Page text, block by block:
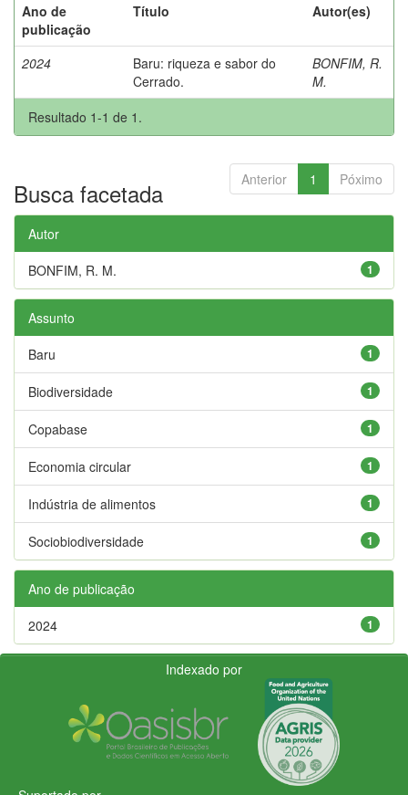
Ano de
publicação
Título Autor(es)
2024
Baru: riqueza e sabor do
Cerrado.
BONFIM, R.
M.
Resultado 1-1 de 1.
Anterior 1 Póximo
Busca facetada
Autor
1
BONFIM, R. M.
Assunto
1
Baru
1
Biodiversidade
1
Copabase
1
Economia circular
1
Indústria de alimentos
1
Sociobiodiversidade
Ano de publicação
1
2024
Indexado por